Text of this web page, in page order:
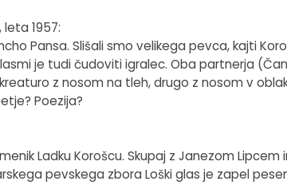
1957:
Pansa. Slišali smo velikega pevca, kajti
je tudi čudoviti igralec. Oba partnerja
z nosom na tleh, drugo z nosom v
Poezija?
Ladku Korošcu. Skupaj z Janezom
pevskega zbora Loški glas je zapel